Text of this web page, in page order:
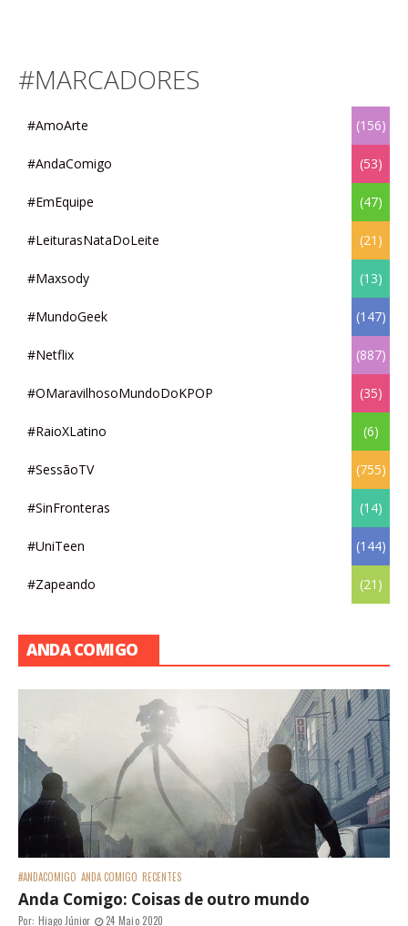
#MARCADORES
#AmoArte (156)
#AndaComigo (53)
#EmEquipe (47)
#LeiturasNataDoLeite (21)
#Maxsody (13)
#MundoGeek (147)
#Netflix (887)
#OMaravilhosoMundoDoKPOP (35)
#RaioXLatino (6)
#SessãoTV (755)
#SinFronteras (14)
#UniTeen (144)
#Zapeando (21)
ANDA COMIGO
#ANDACOMIGO ANDA COMIGO RECENTES
Anda Comigo: Coisas de outro mundo
Por: Hiago Júnior 24 Maio 2020